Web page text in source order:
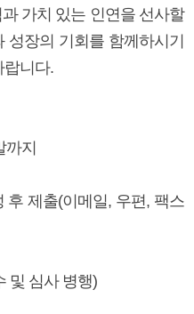
가치 있는 인연을 선사할
성장의 기회를 함께하시기
랍니다.
까지
제출(이메일, 우편, 팩스
및 심사 병행)